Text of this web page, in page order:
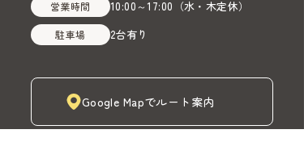
営業時間 10:00～17:00 （水・木定休）
駐車場 2台有り
Google Mapでルート案内